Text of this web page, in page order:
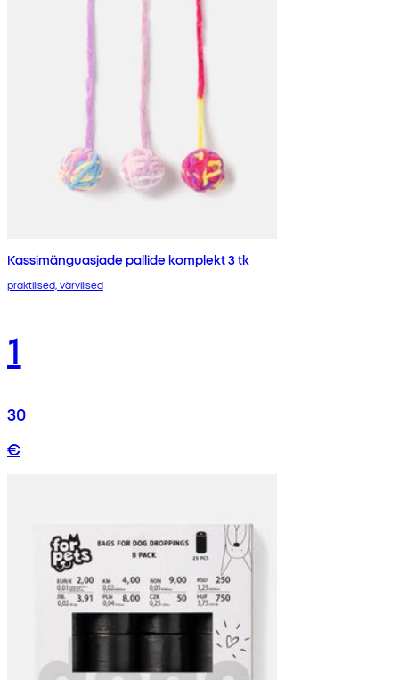
Kassimänguasjade pallide komplekt 3 tk
praktilised, värvilised
1
30
€